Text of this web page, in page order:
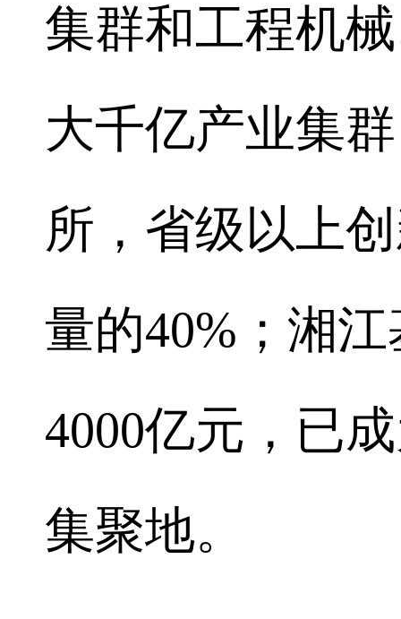
集群和工程机
大千亿产业集
所，省级以上
量的40%；湘
4000亿元，已
集聚地。